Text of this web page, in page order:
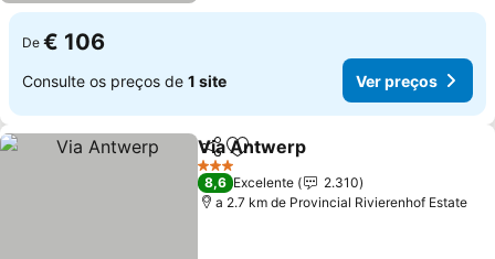
De € 106
Consulte os preços de 1 site Ver preços
PartilharAdicionar aos favoritos
Via Antwerp
3 Estrelas
8,6 Excelente
2.310
a 2.7 km de Provincial Rivierenhof Estate